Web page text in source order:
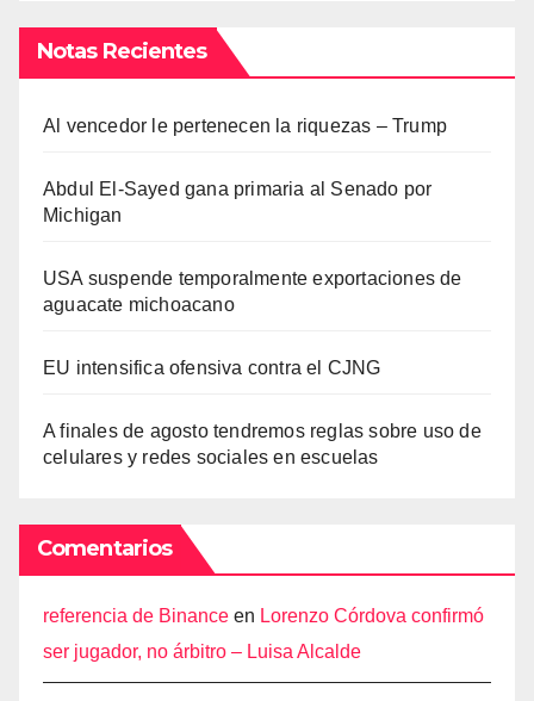
Notas Recientes
Al vencedor le pertenecen la riquezas – Trump
Abdul El-Sayed gana primaria al Senado por
Michigan
USA suspende temporalmente exportaciones de
aguacate michoacano
EU intensifica ofensiva contra el CJNG
A finales de agosto tendremos reglas sobre uso de
celulares y redes sociales en escuelas
Comentarios
referencia de Binance en Lorenzo Córdova confirmó
ser jugador, no árbitro – Luisa Alcalde